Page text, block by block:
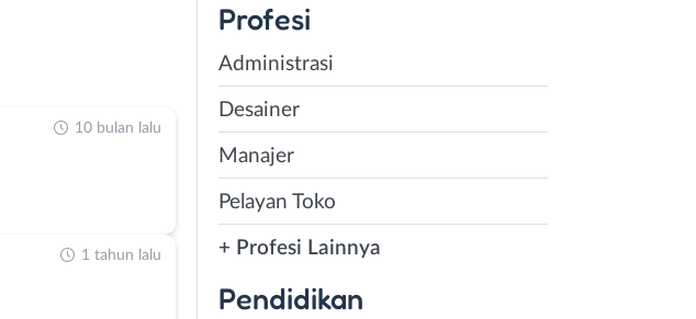
10 bulan lalu
1 tahun lalu
Profesi
Administrasi
Desainer
Manajer
Pelayan Toko
+ Profesi Lainnya
Pendidikan